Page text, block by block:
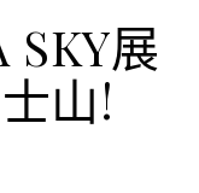
SKY展
山!